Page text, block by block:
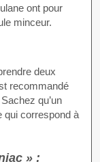
ont pour
minceur.
deux
recommandé
qu’un
qui correspond à
» :